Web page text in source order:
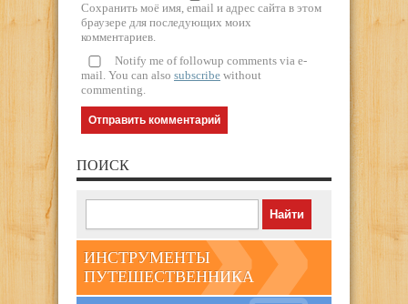
Сохранить моё имя, email и адрес сайта в этом
браузере для последующих моих
комментариев.
Notify me of followup comments via e-
mail. You can also subscribe without
commenting.
ПОИСК
ИНСТРУМЕНТЫ
ПУТЕШЕСТВЕННИКА